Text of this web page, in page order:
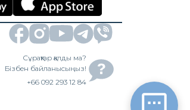
Сұрақтар қалды ма?
Бізбен байланысыңыз!
+66 092 293 12 84